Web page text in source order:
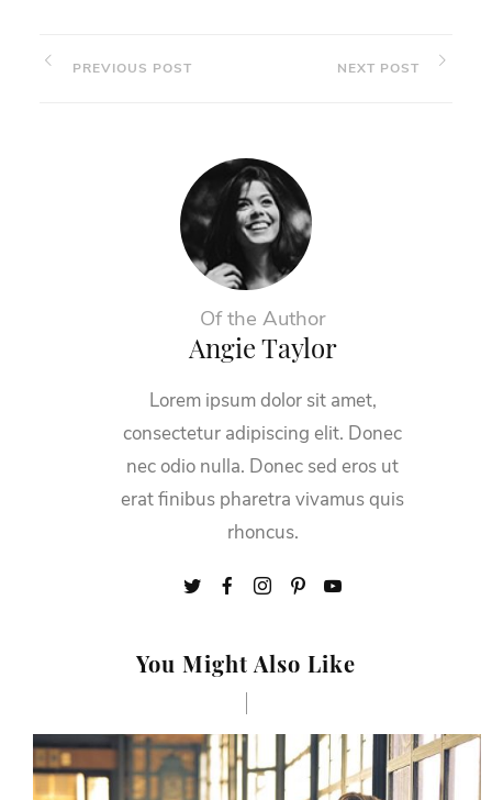
PREVIOUS POST NEXT POST
Of the Author
Angie Taylor
Lorem ipsum dolor sit amet,
consectetur adipiscing elit. Donec
nec odio nulla. Donec sed eros ut
erat finibus pharetra vivamus quis
rhoncus.
You Might Also Like